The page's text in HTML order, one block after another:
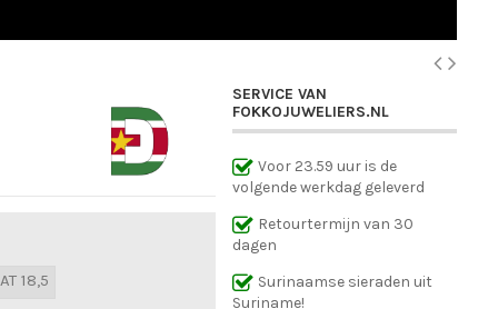
18,5
SERVICE VAN
FOKKOJUWELIERS.NL
Voor 23.59 uur is de
volgende werkdag geleverd
Retourtermijn van 30
dagen
Surinaamse sieraden uit
Suriname!